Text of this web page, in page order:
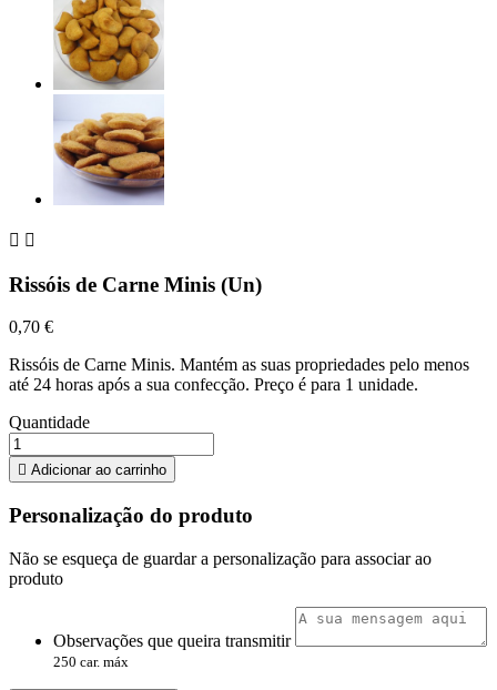
 
Rissóis de Carne Minis (Un)
0,70 €
Rissóis de Carne Minis. Mantém as suas propriedades pelo menos
até 24 horas após a sua confecção. Preço é para 1 unidade.
Quantidade
 Adicionar ao carrinho
Personalização do produto
Não se esqueça de guardar a personalização para associar ao
produto
Observações que queira transmitir
250 car. máx